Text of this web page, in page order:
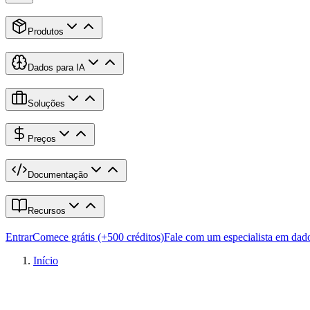
Produtos
Dados para IA
Soluções
Preços
Documentação
Recursos
EntrarComece grátis (+500 créditos)Fale com um especialista em
Início